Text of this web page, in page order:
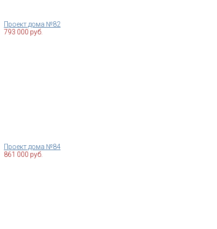
Проект дома №82
793 000 руб.
Проект дома №84
861 000 руб.